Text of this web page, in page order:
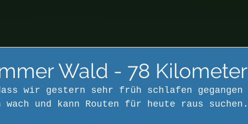
Wald - 78 Kilometer
wir gestern sehr früh schlafen gegangen
und kann Routen für heute raus suchen.